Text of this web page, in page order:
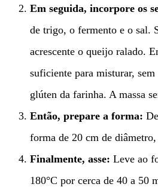
Em seguida, incorpore os
de trigo, o fermento e o sal.
acrescente o queijo ralado.
suficiente para misturar,
glúten da farinha. A massa
Então, prepare a forma:
forma de 20 cm de
Finalmente, asse: Leve ao
180°C por cerca de 40 a 50